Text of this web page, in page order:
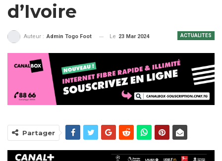
d’Ivoire
ACTUALITES
Auteur : Admin Togo Foot Le 23 Mar 2024
Partager